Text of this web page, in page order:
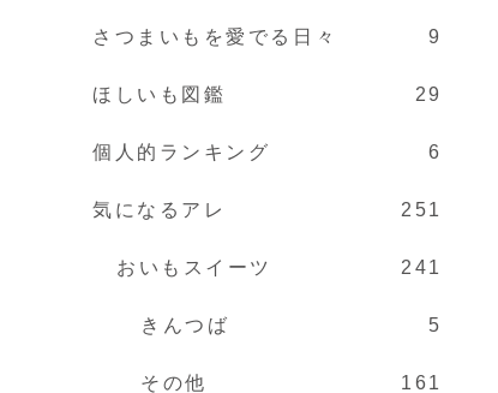
さつまいもを愛でる日々 9
ほしいも図鑑 29
個人的ランキング 6
気になるアレ 251
おいもスイーツ 241
きんつば 5
その他 161